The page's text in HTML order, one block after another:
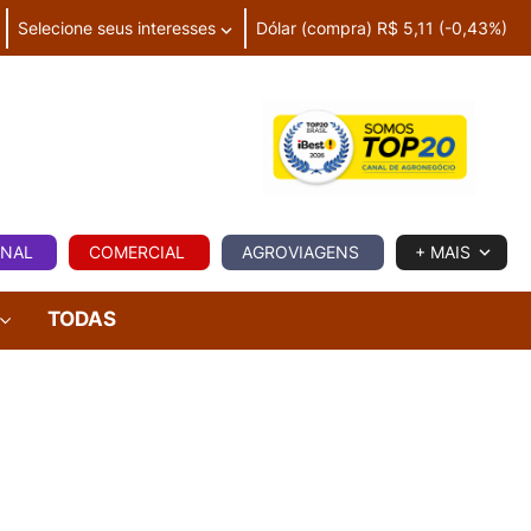
Selecione seus interesses Dólar (compra) R$ 5,11 (-0,43%)
COMERCIAL AGROVIAGENS + MAIS
TODAS